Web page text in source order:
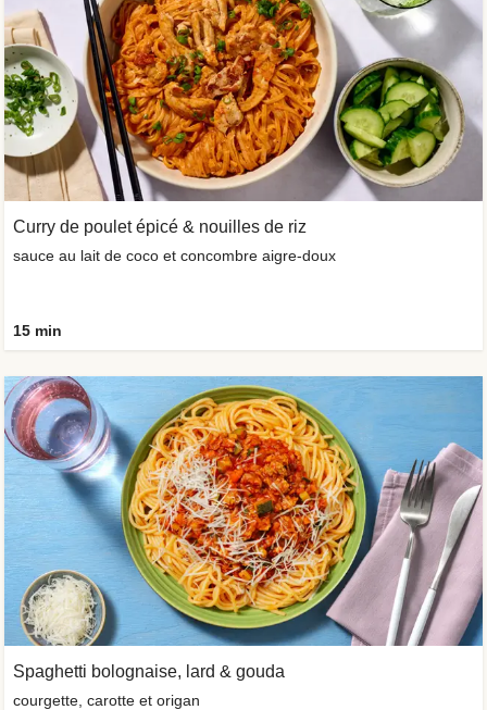
Curry de poulet épicé & nouilles de riz
sauce au lait de coco et concombre aigre-doux
15 min
Spaghetti bolognaise, lard & gouda
courgette, carotte et origan